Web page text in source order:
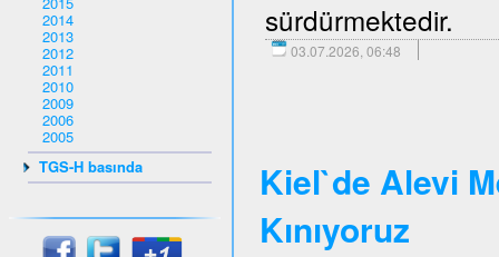
2014
2013
2012
2011
2010
2009
2006
2005
TGS-H basında
sürdürmektedir.
03.07.2026, 06:48
Kiel`de Alevi
Kınıyoruz